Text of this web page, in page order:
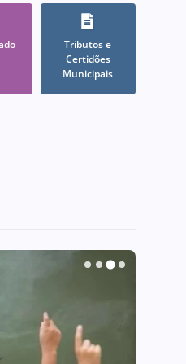
Tributos e
Certidões
Municipais